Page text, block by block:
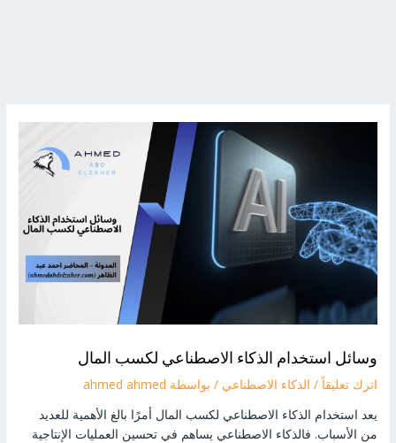
وسائل استخدام الذكاء الاصطناعي لكسب المال
اترك تعليقاً/ الذكاء الاصطناعي / بواسطة
يعد استخدام الذكاء الاصطناعي لكسب المال أمرًا بالغ الأهمية للعديد
من الأسباب. فالذكاء الاصطناعي يساهم في تحسين العمليات الإنتاجية